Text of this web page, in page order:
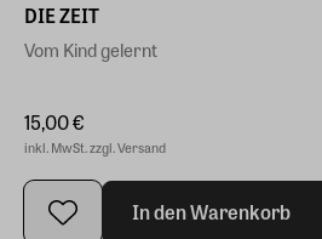
DIE ZEIT
Vom Kind gelernt
15,00 €
inkl. MwSt. zzgl. Versand
In den Warenkorb